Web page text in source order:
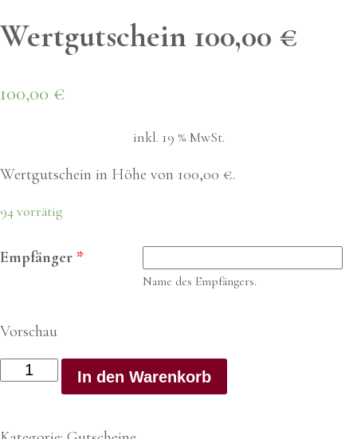
Wert­gut­schein 100,00 €
100,00 €
inkl. 19 % MwSt.
Wertgutschein in Höhe von 100,00 €.
94 vorrätig
Empfänger *
Name des Empfängers.
Vorschau
WertgutscheinIn den Warenkorb